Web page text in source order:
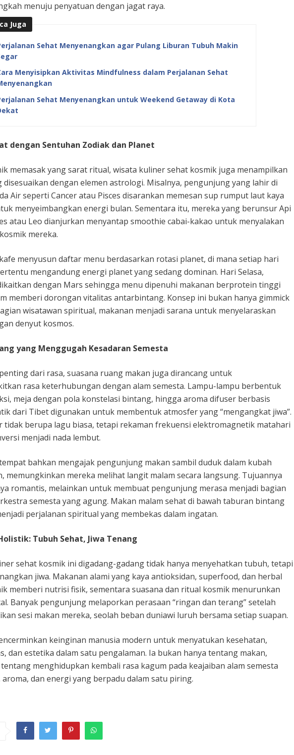
menuju penyatuan dengan jagat raya.
Juga
Sehat Menyenangkan agar Pulang Liburan Tubuh Makin
Menyisipkan Aktivitas Mindfulness dalam Perjalanan Sehat
Sehat Menyenangkan untuk Weekend Getaway di Kota
dengan Sentuhan Zodiak dan Planet
memasak yang sarat ritual, wisata kuliner sehat kosmik juga menampilkan
disesuaikan dengan elemen astrologi. Misalnya, pengunjung yang lahir di
Air seperti Cancer atau Pisces disarankan memesan sup rumput laut kaya
menyeimbangkan energi bulan. Sementara itu, mereka yang berunsur Api
atau Leo dianjurkan menyantap smoothie cabai-kakao untuk menyalakan
mereka.
menyusun daftar menu berdasarkan rotasi planet, di mana setiap hari
mengandung energi planet yang sedang dominan. Hari Selasa,
dengan Mars sehingga menu dipenuhi makanan berprotein tinggi
memberi dorongan vitalitas antarbintang. Konsep ini bukan hanya gimmick
wisatawan spiritual, makanan menjadi sarana untuk menyelaraskan
denyut kosmos.
yang Menggugah Kesadaran Semesta
dari rasa, suasana ruang makan juga dirancang untuk
rasa keterhubungan dengan alam semesta. Lampu-lampu berbentuk
meja dengan pola konstelasi bintang, hingga aroma difuser berbasis
dari Tibet digunakan untuk membentuk atmosfer yang “mengangkat jiwa”.
tidak berupa lagu biasa, tetapi rekaman frekuensi elektromagnetik matahari
menjadi nada lembut.
bahkan mengajak pengunjung makan sambil duduk dalam kubah
memungkinkan mereka melihat langit malam secara langsung. Tujuannya
romantis, melainkan untuk membuat pengunjung merasa menjadi bagian
semesta yang agung. Makan malam sehat di bawah taburan bintang
perjalanan spiritual yang membekas dalam ingatan.
Tubuh Sehat, Jiwa Tenang
sehat kosmik ini digadang-gadang tidak hanya menyehatkan tubuh, tetapi
jiwa. Makanan alami yang kaya antioksidan, superfood, dan herbal
memberi nutrisi fisik, sementara suasana dan ritual kosmik menurunkan
Banyak pengunjung melaporkan perasaan “ringan dan terang” setelah
sesi makan mereka, seolah beban duniawi luruh bersama setiap suapan.
keinginan manusia modern untuk menyatukan kesehatan,
dan estetika dalam satu pengalaman. Ia bukan hanya tentang makan,
menghidupkan kembali rasa kagum pada keajaiban alam semesta
aroma, dan energi yang berpadu dalam satu piring.